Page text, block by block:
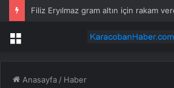
Menü
Anasayfa / Haber